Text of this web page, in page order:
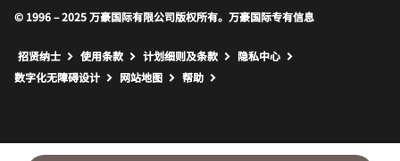
© 1996 – 2025 万豪国际有限公司版权所有。万豪国际专有信息
招贤纳士 使用条款 计划细则及条款
隐私中心
数字化无障碍设计
网站地图 打开新窗口
帮助